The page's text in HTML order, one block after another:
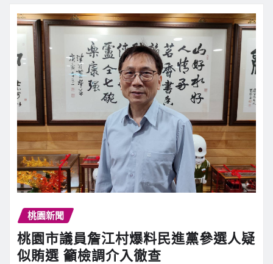
桃園新聞
桃園市議員詹江村爆料民進黨參選人疑
似賄選 籲檢調介入徹查